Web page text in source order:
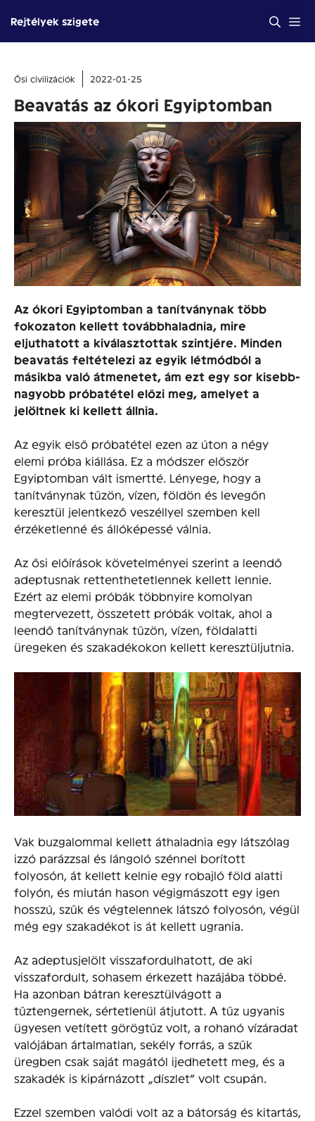
tartalomba
Rejtélyek szigete
Ősi civilizációk 2022-01-25
Beavatás az ókori Egyiptomban
Az ókori Egyiptomban a tanítványnak több
fokozaton kellett továbbhaladnia, mire
eljuthatott a kiválasztottak szintjére. Minden
beavatás feltételezi az egyik létmódból a
másikba való átmenetet, ám ezt egy sor kisebb-
nagyobb próbatétel előzi meg, amelyet a
jelöltnek ki kellett állnia.
Az egyik első próbatétel ezen az úton a négy
elemi próba kiállása. Ez a módszer először
Egyiptomban vált ismertté. Lényege, hogy a
tanítványnak tűzön, vízen, földön és levegőn
keresztül jelentkező veszéllyel szemben kell
érzéketlenné és állóképessé válnia.
Az ősi előírások követelményei szerint a leendő
adeptusnak rettenthetetlennek kellett lennie.
Ezért az elemi próbák többnyire komolyan
megtervezett, összetett próbák voltak, ahol a
leendő tanítványnak tűzön, vízen, földalatti
üregeken és szakadékokon kellett keresztüljutnia.
Vak buzgalommal kellett áthaladnia egy látszólag
izzó parázzsal és lángoló szénnel borított
folyosón, át kellett kelnie egy robajló föld alatti
folyón, és miután hason végigmászott egy igen
hosszú, szűk és végtelennek látszó folyosón, végül
még egy szakadékot is át kellett ugrania.
Az adeptusjelölt visszafordulhatott, de aki
visszafordult, sohasem érkezett hazájába többé.
Ha azonban bátran keresztülvágott a
tűztengernek, sértetlenül átjutott. A tűz ugyanis
ügyesen vetített görögtűz volt, a rohanó vízáradat
valójában ártalmatlan, sekély forrás, a szűk
üregben csak saját magától ijedhetett meg, és a
szakadék is kipárnázott „díszlet” volt csupán.
Ezzel szemben valódi volt az a bátorság és kitartás,